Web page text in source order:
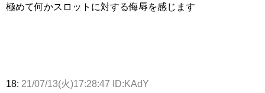
極めて何かスロットに対する侮辱を感じます
18: 21/07/13(火)17:28:47 ID:KAdY